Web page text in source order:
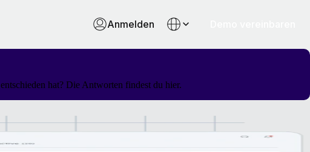
Anmelden
hat? Die Antworten findest du hier.